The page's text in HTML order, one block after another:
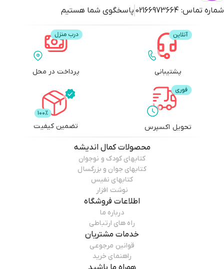
شماره تماس: 02166973664 پاسخگوی شما هستیم
پشتیبانی پرداخت در محل
تحویل اکسپرس تضمین کیفیت
محصولاتکمال اندیشه
کتابهای کودک و نوجوان
کتابهای جوان و بزرگسال
کتابهای نفیس
نوشت افزار
اطلاعات فروشگاه
درباره ما
راه های ارتباطی
خدمات مشتریان
قوانین مرجوعی
راهنمای خرید